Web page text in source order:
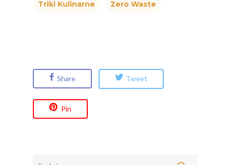
Triki Kulinarne Zero Waste
Share Tweet
Pin